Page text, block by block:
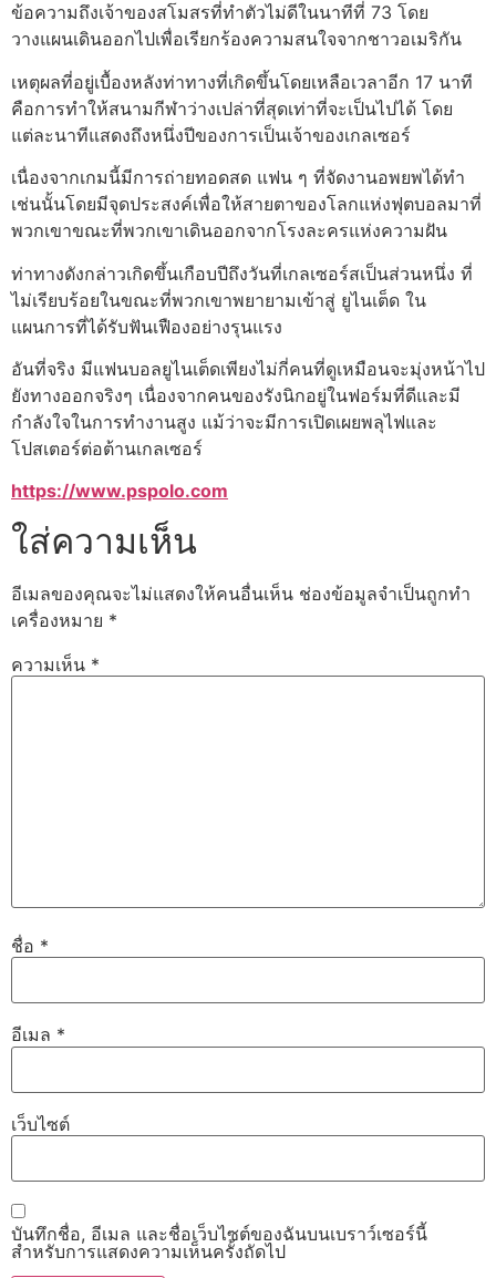
ข้อความถึงเจ้าของสโมสรที่ทำตัวไม่ดีในนาทีที่ 73 โดย
วางแผนเดินออกไปเพื่อเรียกร้องความสนใจจากชาวอเมริกัน
เหตุผลที่อยู่เบื้องหลังท่าทางที่เกิดขึ้นโดยเหลือเวลาอีก 17 นาที
คือการทำให้สนามกีฬาว่างเปล่าที่สุดเท่าที่จะเป็นไปได้ โดย
แต่ละนาทีแสดงถึงหนึ่งปีของการเป็นเจ้าของเกลเซอร์
เนื่องจากเกมนี้มีการถ่ายทอดสด แฟน ๆ ที่จัดงานอพยพได้ทำ
เช่นนั้นโดยมีจุดประสงค์เพื่อให้สายตาของโลกแห่งฟุตบอลมาที่
พวกเขาขณะที่พวกเขาเดินออกจากโรงละครแห่งความฝัน
ท่าทางดังกล่าวเกิดขึ้นเกือบปีถึงวันที่เกลเซอร์สเป็นส่วนหนึ่ง ที่
ไม่เรียบร้อยในขณะที่พวกเขาพยายามเข้าสู่ ยูไนเต็ด ใน
แผนการที่ได้รับฟันเฟืองอย่างรุนแรง
อันที่จริง มีแฟนบอลยูไนเต็ดเพียงไม่กี่คนที่ดูเหมือนจะมุ่งหน้าไป
ยังทางออกจริงๆ เนื่องจากคนของรังนิกอยู่ในฟอร์มที่ดีและมี
กำลังใจในการทำงานสูง แม้ว่าจะมีการเปิดเผยพลุไฟและ
โปสเตอร์ต่อต้านเกลเซอร์
https://www.pspolo.com
ใส่ความเห็น
อีเมลของคุณจะไม่แสดงให้คนอื่นเห็น ช่องข้อมูลจำเป็นถูกทำ
เครื่องหมาย *
ความเห็น *
ชื่อ *
อีเมล *
เว็บไซต์
บันทึกชื่อ, อีเมล และชื่อเว็บไซต์ของฉันบนเบราว์เซอร์นี้
สำหรับการแสดงความเห็นครั้งถัดไป